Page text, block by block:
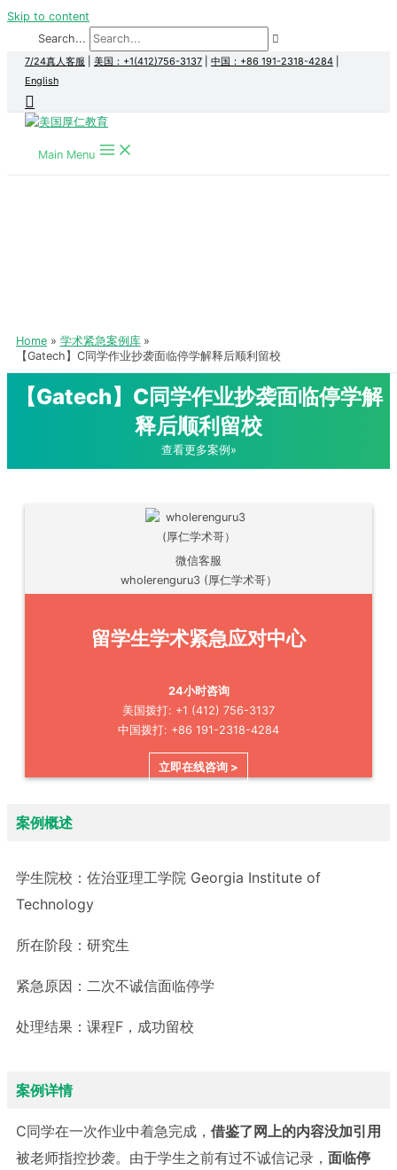
Skip to content
Search...
7/24真人客服 美国：+1(412)756-3137 中国：+86 191-2318-4284
English
Main Menu
Home
学术紧急案例库
【Gatech】C同学作业抄袭面临停学解释后顺利留校
【Gatech】C同学作业抄袭面临停学解
释后顺利留校
查看更多案例»
微信客服
wholerenguru3 (厚仁学术哥）
留学生学术紧急应对中心
24小时咨询
美国拨打: +1 (412) 756-3137
中国拨打: +86 191-2318-4284
立即在线咨询 >
案例概述
学生院校： 佐治亚理工学院 Georgia Institute of
Technology
所在阶段： 研究生
紧急原因： 二次不诚信面临停学
处理结果： 课程F，成功留校
案例详情
C同学在一次作业中着急完成， 借鉴了网上的内容没加引用
被老师指控抄袭。由于学生之前有过不诚信记录， 面临停